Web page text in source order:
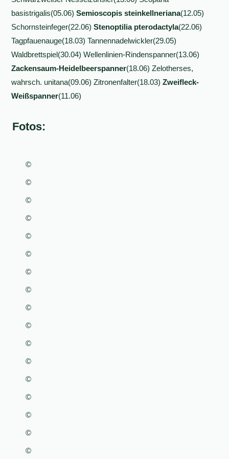
basistrigalis(05.06)Semioscopissteinkellneriana(12.05)
Schornsteinfeger(22.06)Stenoptilia pterodactyla(22.06)
Tagpfauenauge(18.03) Tannennadelwickler(29.05)
Waldbrettspiel(30.04) Wellenlinien-Rindenspanner(13.06)
Zackensaum-Heidelbeerspanner(18.06) Zelotherses,
wahrsch. unitana(09.06) Zitronenfalter(18.03)Zweifleck-
Weißspanner(11.06)
Fotos:
©
©
©
©
©
©
©
©
©
©
©
©
©
©
©
©
©